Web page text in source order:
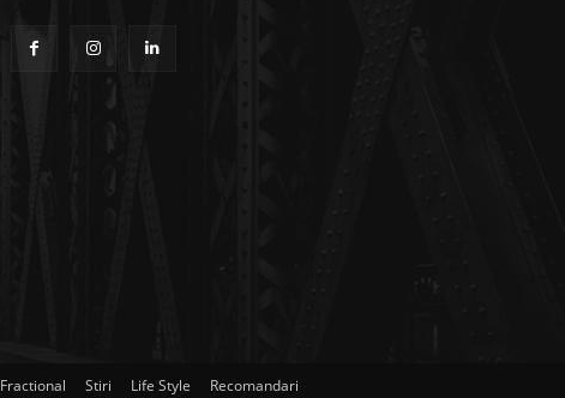
Fractional Stiri Life Style Recomandari